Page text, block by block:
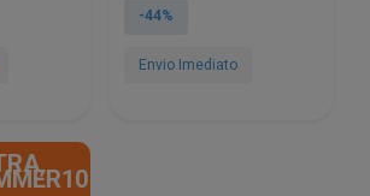
original
€69.00.
atual
€38.50.
-44%
Envio Imediato